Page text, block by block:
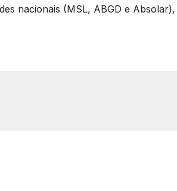
nacionais (MSL, ABGD e